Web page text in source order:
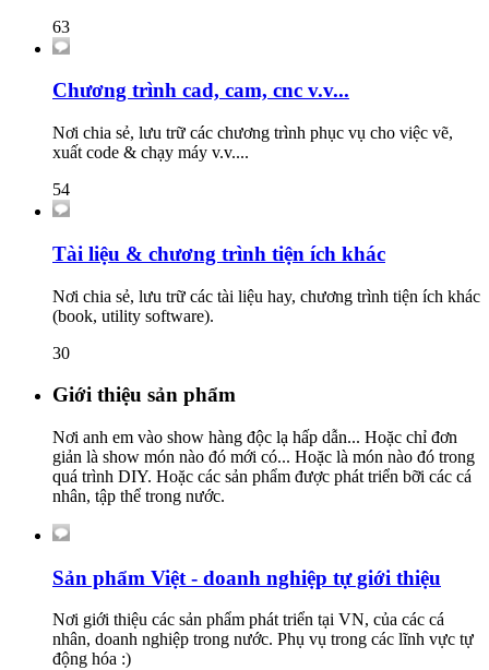
63
Chương trình cad, cam, cnc v.v...
Nơi chia sẻ, lưu trữ các chương trình phục vụ cho việc vẽ,
xuất code & chạy máy v.v....
54
Tài liệu & chương trình tiện ích khác
Nơi chia sẻ, lưu trữ các tài liệu hay, chương trình tiện ích khác
(book, utility software).
30
Giới thiệu sản phẩm
Nơi anh em vào show hàng độc lạ hấp dẫn... Hoặc chỉ đơn
giản là show món nào đó mới có... Hoặc là món nào đó trong
quá trình DIY. Hoặc các sản phẩm được phát triển bỡi các cá
nhân, tập thể trong nước.
Sản phẩm Việt - doanh nghiệp tự giới thiệu
Nơi giới thiệu các sản phẩm phát triển tại VN, của các cá
nhân, doanh nghiệp trong nước. Phụ vụ trong các lĩnh vực tự
động hóa :)